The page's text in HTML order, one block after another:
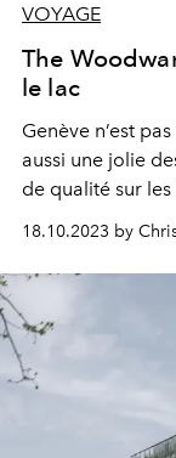
VOYAGE
The
le lac
Genève n’est
aussi une jolie
de qualité sur
né des boutique
18.10.2023 by